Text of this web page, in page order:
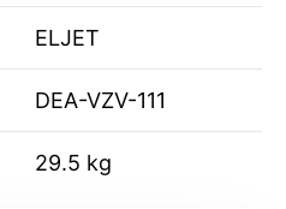
ELJET
DEA-VZV-111
29.5 kg